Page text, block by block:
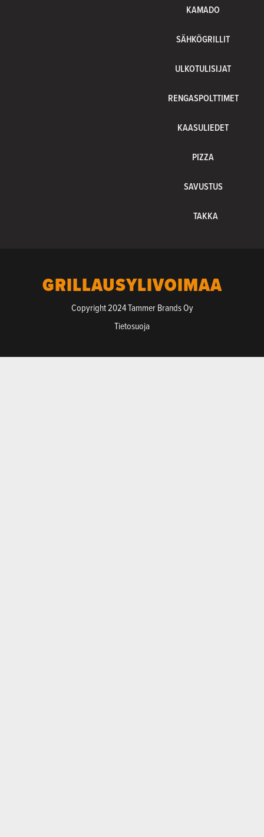
KAMADO
SÄHKÖGRILLIT
ULKOTULISIJAT
RENGASPOLTTIMET
KAASULIEDET
PIZZA
SAVUSTUS
TAKKA
GRILLAUSYLIVOIMAA
Copyright 2024 Tammer Brands Oy
Tietosuoja